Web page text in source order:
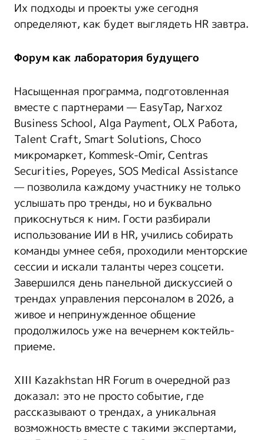
Их подходы и проекты уже сегодня
определяют, как будет выглядеть HR завтра.
Форум как лаборатория будущего
Насыщенная программа, подготовленная
вместе с партнерами — EasyTap, Narxoz
Business School, Alga Payment, OLX Работа,
Talent Craft, Smart Solutions, Choco
микромаркет, Kommesk-Omir, Centras
Securities, Popeyes, SOS Medical Assistance
— позволила каждому участнику не только
услышать про тренды, но и буквально
прикоснуться к ним. Гости разбирали
использование ИИ в HR, учились собирать
команды умнее себя, проходили менторские
сессии и искали таланты через соцсети.
Завершился день панельной дискуссией о
трендах управления персоналом в 2026, а
живое и непринужденное общение
продолжилось уже на вечернем коктейль-
приеме.
XIII Kazakhstan HR Forum в очередной раз
доказал: это не просто событие, где
рассказывают о трендах, а уникальная
возможность вместе с такими экспертами,